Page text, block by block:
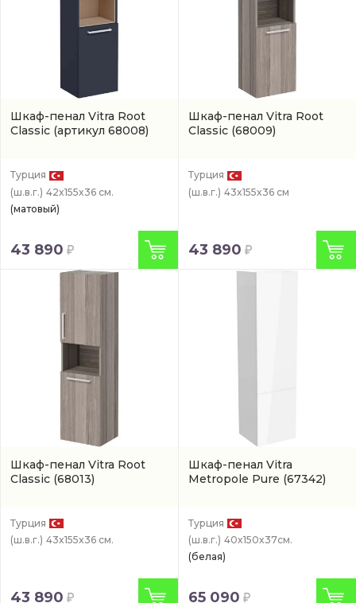
Шкаф-пенал Vitra Root
Classic (артикул 68008)
Турция
(ш.в.г.) 42x155x36 см.
(матовый)
43 890
Шкаф-пенал Vitra Root
Classic (68009)
Турция
(ш.в.г.) 43x155x36 см
43 890
Шкаф-пенал Vitra Root
Classic (68013)
Турция
(ш.в.г.) 43x155x36 см.
43 890
Шкаф-пенал Vitra
Metropole Pure (67342)
Турция
(ш.в.г.) 40x150x37см.
(белая)
65 090